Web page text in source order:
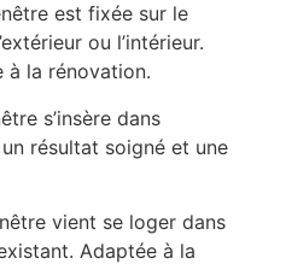
est fixée sur le
ou l’intérieur.
à la rénovation.
s’insère dans
résultat soigné et une
vient se loger dans
Adaptée à la